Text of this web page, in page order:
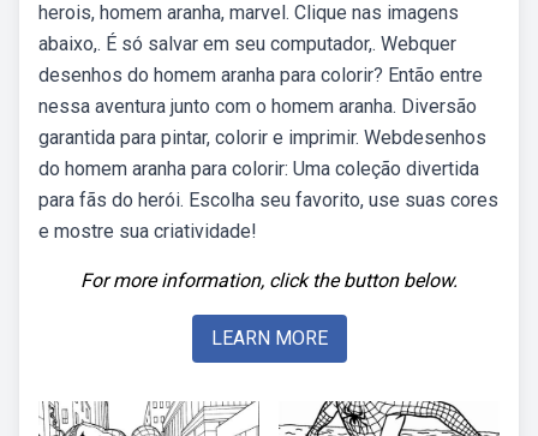
herois, homem aranha, marvel. Clique nas imagens
abaixo,. É só salvar em seu computador,. Webquer
desenhos do homem aranha para colorir? Então entre
nessa aventura junto com o homem aranha. Diversão
garantida para pintar, colorir e imprimir. Webdesenhos
do homem aranha para colorir: Uma coleção divertida
para fãs do herói. Escolha seu favorito, use suas cores
e mostre sua criatividade!
For more information, click the button below.
LEARN MORE